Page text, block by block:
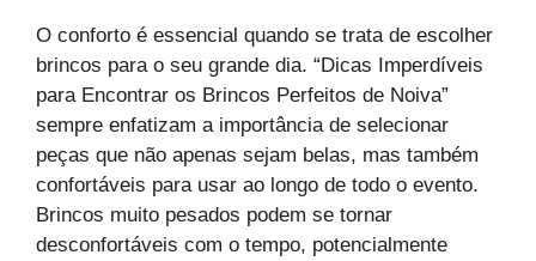
O conforto é essencial quando se trata de escolher
brincos para o seu grande dia. “Dicas Imperdíveis
para Encontrar os Brincos Perfeitos de Noiva”
sempre enfatizam a importância de selecionar
peças que não apenas sejam belas, mas também
confortáveis para usar ao longo de todo o evento.
Brincos muito pesados podem se tornar
desconfortáveis com o tempo, potencialmente